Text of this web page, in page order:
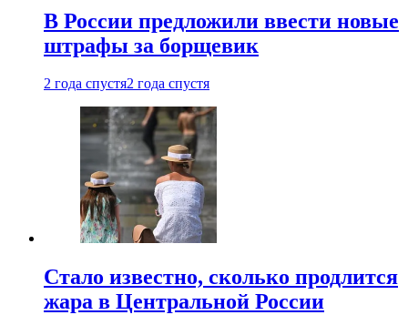
В России предложили ввести новые
штрафы за борщевик
2 года спустя2 года спустя
Стало известно, сколько продлится
жара в Центральной России